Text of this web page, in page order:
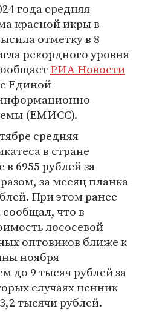
года средняя
красной икры в
отметку в 8
рекордного уровня
РИА Новости
Единой
(ЕМИСС).
средняя
в стране
6955 рублей за
за месяц планка
При этом ранее
что в
лососевой
оптовиков ближе к
ноября
до 9 тысяч рублей за
случаях ценник
тысячи рублей.